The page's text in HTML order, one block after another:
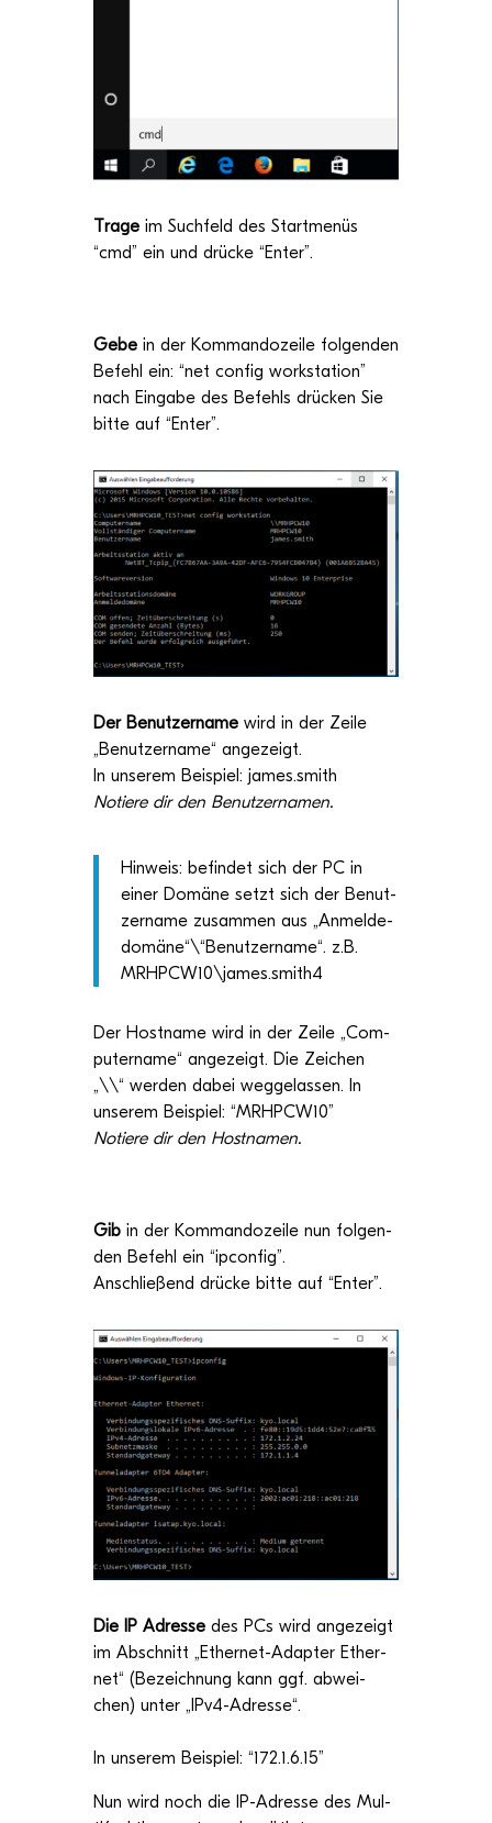
Trage im Such­feld des Start­me­nüs
“cmd” ein und drü­cke “Enter”.
Gebe in der Kom­man­do­zeile fol­gen­den
Befehl ein: “net con­fig work­sta­tion”
nach Ein­gabe des Befehls drü­cken Sie
bitte auf “Enter”.
Der Benut­zer­namewird in der Zeile
„Benut­zer­name“ ange­zeigt.
In unse­rem Bei­spiel: james.smith
Notiere dir den Benutzernamen.
Hin­weis: befin­det sich der PC in
einer Domäne setzt sich der Benut­
zer­name zusam­men aus „Anmel­de­
do­mäne“\“Benut­zer­name“. z.B.
MRHPCW10\james.smith4
Der Host­name wird in der Zeile „Com­
pu­ter­name“ ange­zeigt. Die Zei­chen
„\\“ wer­den dabei wegge­las­sen. In
unse­rem Bei­spiel: “MRHPCW10”
Notiere dir den Hostnamen.
Gib in der Kom­man­do­zeile nun fol­gen­
den Befehl ein “ipcon­fig”.
Anschlie­ßend drü­cke bitte auf “Enter”.
Die IP Adressedes PCs wird ange­zeigt
im Abschnitt „Ether­net-Adap­ter Ether­
net“ (Bezeich­nung kann ggf. abwei­
chen) unter „IPv4-Adresse“.
In unse­rem Bei­spiel: “172.1.6.15”
Nun wird noch die IP-Adresse des Mul­